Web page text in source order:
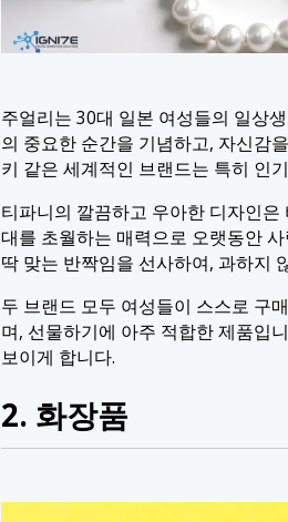
주얼리는 30대 일본 여성들의 일상
의 중요한 순간을 기념하고, 자신감
키 같은 세계적인 브랜드는 특히 인
티파니의 깔끔하고 우아한 디자인
대를 초월하는 매력으로 오랫동안
딱 맞는 반짝임을 선사하여, 과하지
두 브랜드 모두 여성들이 스스로 구
며, 선물하기에 아주 적합한 제품입
보이게 합니다.
2. 화장품